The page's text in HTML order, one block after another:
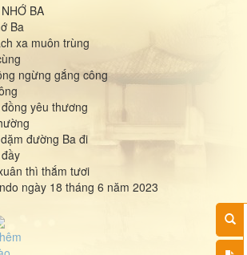
BA
Ba
xa muôn trùng
ngừng gắng công
yêu thương
đường Ba đi
thì thắm tươi
ngày 18 tháng 6 năm 2023